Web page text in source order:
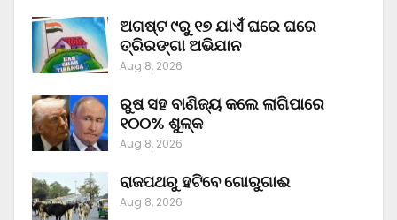
ଅଗଷ୍ଟ ୯ରୁ ୧୭ ଯାଏଁ ଘରେ ଘରେ
ତ୍ରିରଙ୍ଗା ଅଭିଯାନ
Aug 8, 2026
ରୁଷ ସହ ବାଣିଜ୍ୟ କଲେ ଲାଗିପାରେ
୧୦୦% ଶୁଳ୍କ
Aug 8, 2026
ରାଜପଥରୁ ହଟିବେ ଗୋରୁଗାଈ
Aug 8, 2026